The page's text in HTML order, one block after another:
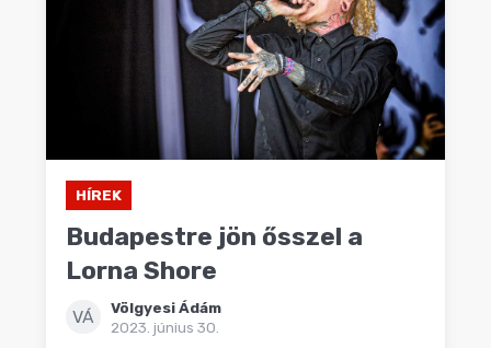
HÍREK
Budapestre jön ősszel a
Lorna Shore
VÁ
Völgyesi Ádám
2023. június 30.